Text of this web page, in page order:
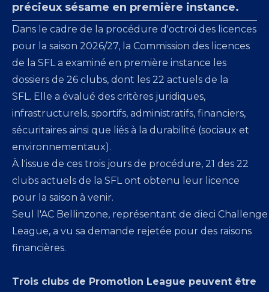
précieux sésame en première instance.
Dans le cadre de la procédure d'octroi des licences
pour la saison 2026/27, la Commission des licences
de la SFL a examiné en première instance les
dossiers de 26 clubs, dont les 22 actuels de la
SFL. Elle a évalué des critères juridiques,
infrastructurels, sportifs, administratifs, financiers,
sécuritaires ainsi que liés à la durabilité (sociaux et
environnementaux).
À l'issue de ces trois jours de procédure, 21 des 22
clubs actuels de la SFL ont obtenu leur licence
pour la saison à venir.
Seul l'AC Bellinzone, représentant de dieci Challenge
League, a vu sa demande rejetée pour des raisons
financières.
Trois clubs de Promotion League peuvent être